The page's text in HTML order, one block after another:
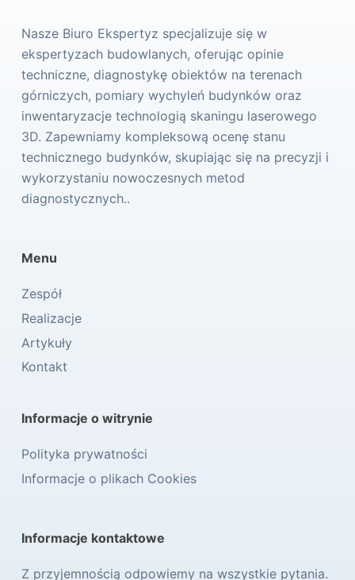
Nasze Biuro Ekspertyz specjalizuje się w
ekspertyzach budowlanych, oferując opinie
techniczne, diagnostykę obiektów na terenach
górniczych, pomiary wychyleń budynków oraz
inwentaryzacje technologią skaningu laserowego
3D. Zapewniamy kompleksową ocenę stanu
technicznego budynków, skupiając się na precyzji i
wykorzystaniu nowoczesnych metod
diagnostycznych..
Menu
Zespół
Realizacje
Artykuły
Kontakt
Informacje o witrynie
Polityka prywatności
Informacje o plikach Cookies
Informacje kontaktowe
Z przyjemnością odpowiemy na wszystkie pytania.